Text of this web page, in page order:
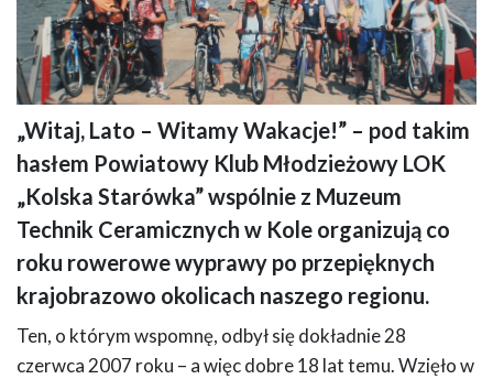
Grupa dzieci i młodzieży z rowerami stoi na specjalnej platformie z
otwartymi szlabanami i zieloną budką dla operatora platformy, która
przeprawia się przez rzekę w letnim, wiejskim krajobrazie. W tle widać
rzekę oraz łąki z kilkoma drzewami.
„Witaj, Lato – Witamy Wakacje!” – pod takim
hasłem Powiatowy Klub Młodzieżowy LOK
„Kolska Starówka” wspólnie z Muzeum
Technik Ceramicznych w Kole organizują co
roku rowerowe wyprawy po przepięknych
krajobrazowo okolicach naszego regionu.
Ten, o którym wspomnę, odbył się dokładnie 28
czerwca 2007 roku – a więc dobre 18 lat temu. Wzięło w